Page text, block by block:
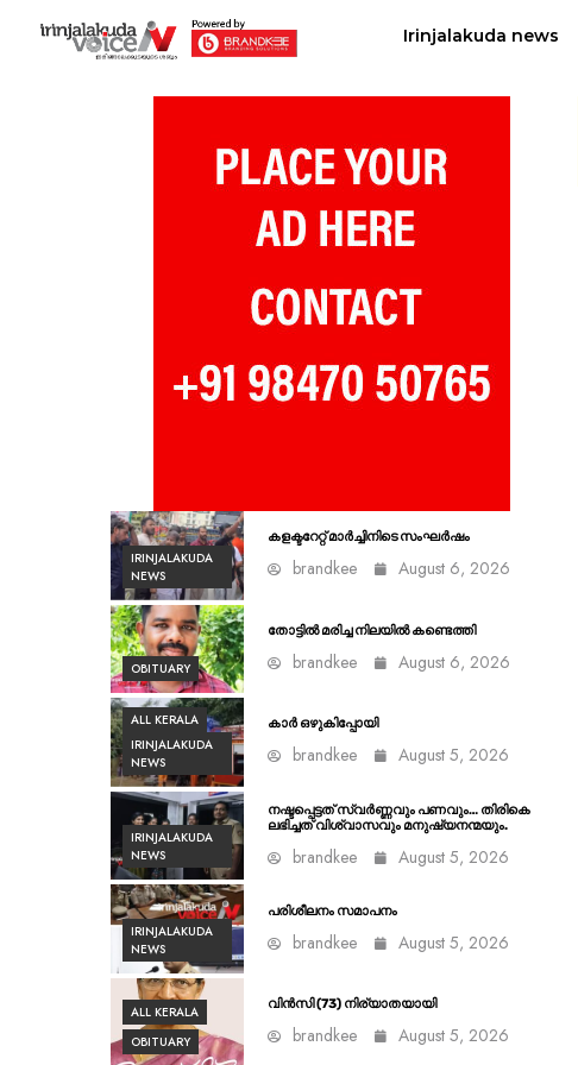
Irinjalakuda news
IRINJALAKUDA
NEWS
കളക്ടറേറ്റ് മാർച്ചിനിടെ സംഘർഷം
brandkee August 6, 2026
OBITUARY
തോട്ടിൽ മരിച്ച നിലയിൽ കണ്ടെത്തി
brandkee August 6, 2026
ALL KERALA
IRINJALAKUDA
NEWS
കാർ ഒഴുകിപ്പോയി
brandkee August 5, 2026
IRINJALAKUDA
NEWS
നഷ്ടപ്പെട്ടത് സ്വർണ്ണവും പണവും… തിരികെ
ലഭിച്ചത് വിശ്വാസവും മനുഷ്യനന്മയും.
brandkee August 5, 2026
IRINJALAKUDA
NEWS
പരിശീലനം സമാപനം
brandkee August 5, 2026
ALL KERALA
OBITUARY
വിൻസി (73) നിര്യാതയായി
brandkee August 5, 2026